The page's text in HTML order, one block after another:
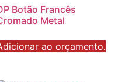
Botão Francês
Metal
ao orçamento.